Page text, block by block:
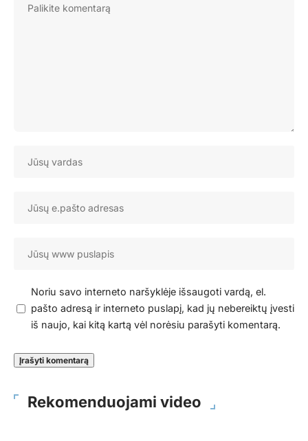
Noriu savo interneto naršyklėje išsaugoti vardą, el.
pašto adresą ir interneto puslapį, kad jų nebereiktų įvesti
iš naujo, kai kitą kartą vėl norėsiu parašyti komentarą.
Rekomenduojami video